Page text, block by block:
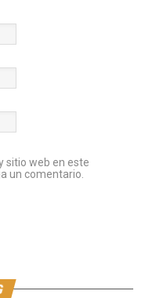
sitio web en este
un comentario.